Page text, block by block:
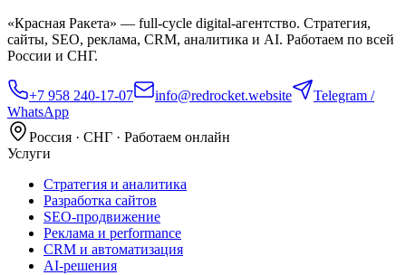
«Красная Ракета» — full‑cycle digital‑агентство. Стратегия,
сайты, SEO, реклама, CRM, аналитика и AI. Работаем по всей
России и СНГ.
+7 958 240‑17‑07 info@redrocket.website
Telegram /
WhatsApp
Россия · СНГ · Работаем онлайн
Услуги
Стратегия и аналитика
Разработка сайтов
SEO‑продвижение
Реклама и performance
CRM и автоматизация
AI‑решения